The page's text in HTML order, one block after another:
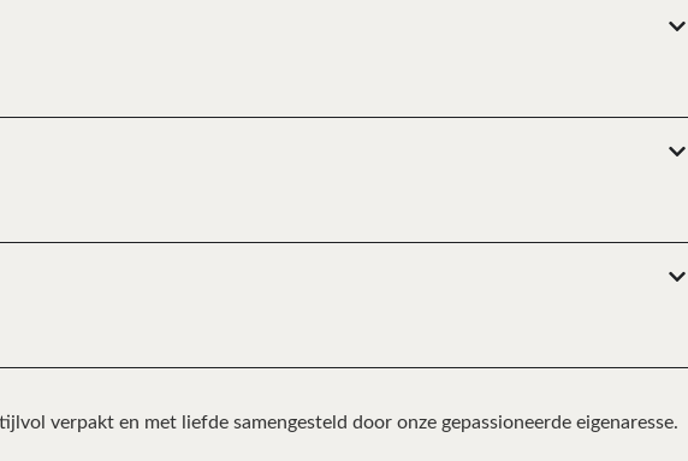
verpakt en met liefde samengesteld door onze gepassioneerde eigenaresse.